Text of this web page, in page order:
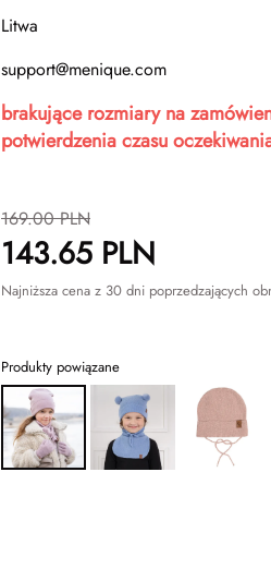
Litwa
support@menique.com
brakujące rozmiary na
potwierdzenia czasu
169.00PLN
143.65 PLN
Najniższa cena z 30 dni poprzedzających
Produkty powiązane